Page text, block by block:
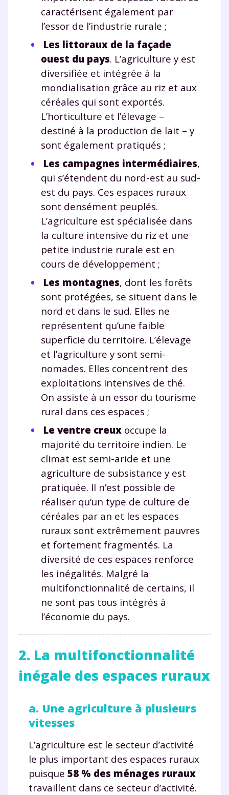
caractérisent également par
l’essor de l’industrie rurale ;
Les littoraux de la façade
ouest du pays. L’agriculture y est
diversifiée et intégrée à la
mondialisation grâce au riz et aux
céréales qui sont exportés.
L’horticulture et l’élevage –
destiné à la production de lait – y
sont également pratiqués ;
Les campagnes intermédiaires,
qui s’étendent du nord-est au sud-
est du pays. Ces espaces ruraux
sont densément peuplés.
L’agriculture est spécialisée dans
la culture intensive du riz et une
petite industrie rurale est en
cours de développement ;
Les montagnes, dont les forêts
sont protégées, se situent dans le
nord et dans le sud. Elles ne
représentent qu’une faible
superficie du territoire. L’élevage
et l’agriculture y sont semi-
nomades. Elles concentrent des
exploitations intensives de thé.
On assiste à un essor du tourisme
rural dans ces espaces ;
Le ventre creux occupe la
majorité du territoire indien. Le
climat est semi-aride et une
agriculture de subsistance y est
pratiquée. Il n’est possible de
réaliser qu’un type de culture de
céréales par an et les espaces
ruraux sont extrêmement pauvres
et fortement fragmentés. La
diversité de ces espaces renforce
les inégalités. Malgré la
multifonctionnalité de certains, il
ne sont pas tous intégrés à
l’économie du pays.
2. La multifonctionnalité
inégale des espaces ruraux
a. Une agriculture à plusieurs
vitesses
L’agriculture est le secteur d’activité
le plus important des espaces ruraux
puisque 58 % des ménages ruraux
travaillent dans ce secteur d’activité.
Tout le programme scolaire du CP à
la Terminale
Des profs expérimentés disponibles
à la demande par tchat, audio ou
vidéo
TESTER GRATUITEMENT
* Votre code d'accès sera envoyé à cette adresse e-mail. En
renseignant votre e-mail, vous consentez à ce que vos
la marque myMaxicours, afin que SEJER puisse vous donner
accès au service de soutien scolaire pendant 24h. Pour en
savoir plus sur la gestion de vos données personnelles et
pour exercer vos droits, vous pouvez consulter notre
J’accepte de recevoir les actualités et des
communications de la part de
myMaxicours.
Votre adresse e-mail sera exclusivement utilisée pour
vous envoyer notre newsletter. Vous pourrez vous
désinscrire à tout moment, à travers le lien de
désinscription présent dans chaque newsletter. Pour
en savoir plus sur la gestion de vos données
personnelles et pour exercer vos droits, vous pouvez
consulternotre charte.